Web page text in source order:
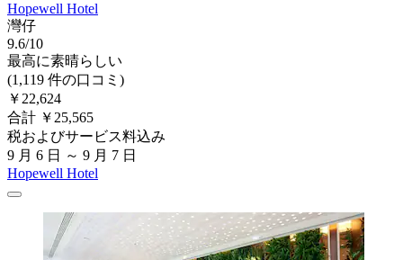
Hopewell Hotel
灣仔
9.6/10
最高に素晴らしい
(1,119 件の口コミ)
￥22,624
合計 ￥25,565
税およびサービス料込み
9 月 6 日 ～ 9 月 7 日
Hopewell Hotel